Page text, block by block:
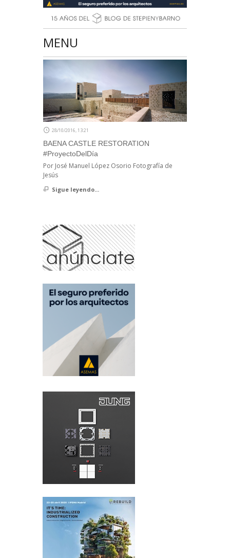
MENU
28/10/2016, 13:21
BAENA CASTLE RESTORATION
#ProyectoDelDía
Por José Manuel López Osorio Fotografía de
Jesús
Sigue leyendo...